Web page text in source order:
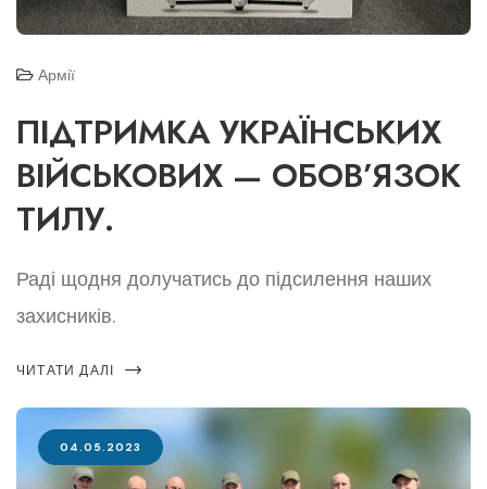
Армії
ПІДТРИМКА УКРАЇНСЬКИХ
ВІЙСЬКОВИХ — ОБОВ’ЯЗОК
ТИЛУ.
Раді щодня долучатись до підсилення наших
захисників.
ЧИТАТИ ДАЛІ
04.05.2023